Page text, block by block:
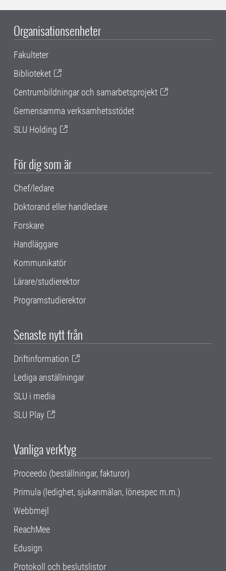
Organisationsenheter
Fakulteter
Biblioteket
Centrumbildningar och samarbetsprojekt
Gemensamma verksamhetsstödet
SLU Holding
För dig som är
Chef/ledare
Doktorand eller handledare
Forskare
Handläggare
Kommunikatör
Lärare/studierektor
Programstudierektor
Senaste nytt från
Driftinformation
Lediga anställningar
SLU i media
SLU Play
Vanliga verktyg
Proceedo (beställningar, fakturor)
Primula (ledighet, sjukanmälan, lönespec m.m.)
Webbmejl
ReachMee
Edusign
Protokoll och beslutslistor